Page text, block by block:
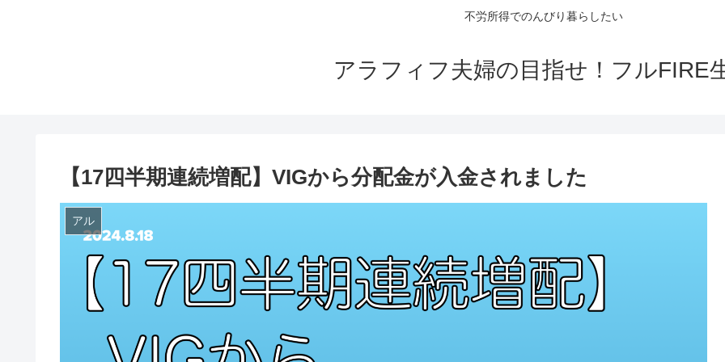
不労所得でのんびり暮らしたい
アラフィフ夫婦の目指せ！フルFIRE
【17四半期連続増配】VIGから分配金が入金されました
アル